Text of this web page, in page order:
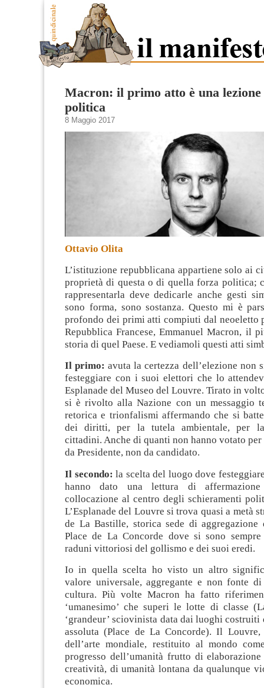
Macron: il primo atto è una
politica
8 Maggio 2017
Ottavio Olita
L’istituzione repubblicana appartiene solo ai
proprietà di questa o di quella forza politica;
rappresentarla deve dedicarle anche gesti
sono forma, sono sostanza. Questo mi è
profondo dei primi atti compiuti dal neoeletto
Repubblica Francese, Emmanuel Macron, il
storia di quel Paese. E vediamoli questi atti
Il primo: avuta la certezza dell’elezione non
festeggiare con i suoi elettori che lo
Esplanade del Museo del Louvre. Tirato in
si è rivolto alla Nazione con un messaggio
retorica e trionfalismi affermando che si
dei diritti, per la tutela ambientale, per
cittadini. Anche di quanti non hanno votato
da Presidente, non da candidato.
Il secondo: la scelta del luogo dove
hanno dato una lettura di
collocazione al centro degli schieramenti
L’Esplanade del Louvre si trova quasi a metà
de La Bastille, storica sede di aggregazione
Place de La Concorde dove si sono
raduni vittoriosi del gollismo e dei suoi eredi.
Io in quella scelta ho visto un altro
valore universale, aggregante e non fonte
cultura. Più volte Macron ha fatto
‘umanesimo’ che superi le lotte di classe
‘grandeur’ sciovinista data dai luoghi costruiti
assoluta (Place de La Concorde). Il Louvre,
dell’arte mondiale, restituito al mondo
progresso dell’umanità frutto di
creatività, di umanità lontana da qualunque
economica.